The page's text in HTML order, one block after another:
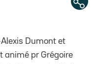
Dumont et
animé pr Grégoire